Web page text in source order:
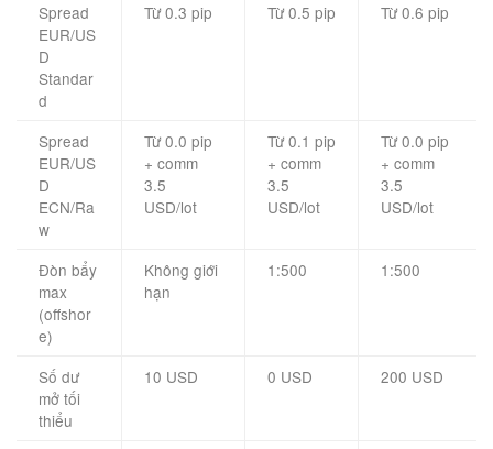
Spread
EUR/US
D
Standar
d
Từ 0.3 pip Từ 0.5 pip Từ 0.6 pip
Spread
EUR/US
D
ECN/Ra
w
Từ 0.0 pip
+ comm
3.5
USD/lot
Từ 0.1 pip
+ comm
3.5
USD/lot
Từ 0.0 pip
+ comm
3.5
USD/lot
Đòn bẩy
max
(offshor
e)
Không giới
hạn
1:500 1:500
Số dư
mở tối
thiểu
10 USD 0 USD 200 USD